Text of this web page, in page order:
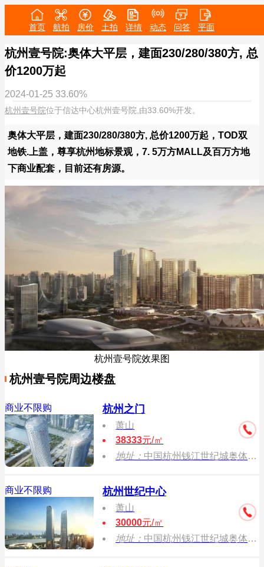
首页 航拍 房价 土拍 详情 动态 问答 平面
杭州壹号院:奥体大平层，建面230/280/380方, 总
价1200万起
2024-01-25 33.60%
杭州壹号院位于信达中心杭州壹号院,由33.60%开发。
奥体大平层，建面230/280/380方, 总价1200万起，TOD双
地铁.上盖，尊享杭州地标景观，7. 5万方MALL及百万方地
下商业配套，目前还有房源。
杭州壹号院效果图
杭州壹号院周边楼盘
商业不限购 杭州之门
萧山
38333元/㎡
地址： 中国杭州钱江世纪城奥体博览城奔竞大道（国际博览中心西侧）
商业不限购 杭州世纪中心
萧山
30000元/㎡
地址： 中国杭州钱江世纪城奥体博览城奔竞大道（国际博览中心西侧）